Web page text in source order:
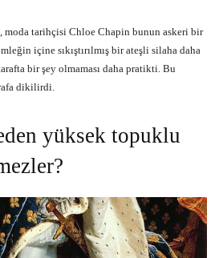
tarihçisi Chloe Chapin bunun askeri bir
içine sıkıştırılmış bir ateşli silaha daha
bir şey olmaması daha pratikti. Bu
dikilirdi.
yüksek topuklu